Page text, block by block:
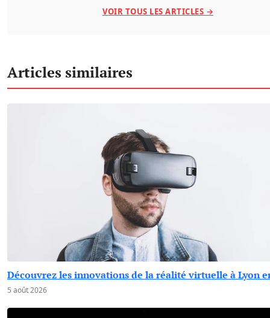
VOIR TOUS LES ARTICLES →
Articles similaires
Découvrez les innovations de la réalité virtuelle à Lyon
5 août 2026